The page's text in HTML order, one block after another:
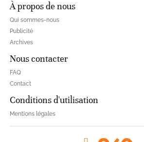
À propos de nous
Qui sommes-nous
Publicité
Archives
Nous contacter
FAQ
Contact
Conditions d'utilisation
Mentions légales